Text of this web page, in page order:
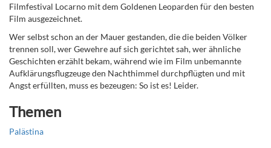
Filmfestival Locarno mit dem Goldenen Leoparden für den besten
Film ausgezeichnet.
Wer selbst schon an der Mauer gestanden, die die beiden Völker
trennen soll, wer Gewehre auf sich gerichtet sah, wer ähnliche
Geschichten erzählt bekam, während wie im Film unbemannte
Aufklärungsflugzeuge den Nachthimmel durchpflügten und mit
Angst erfüllten, muss es bezeugen: So ist es! Leider.
Themen
Palästina